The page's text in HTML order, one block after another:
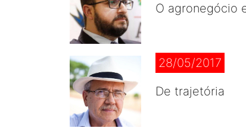
O agronegócio
28/05/2017
De trajetória